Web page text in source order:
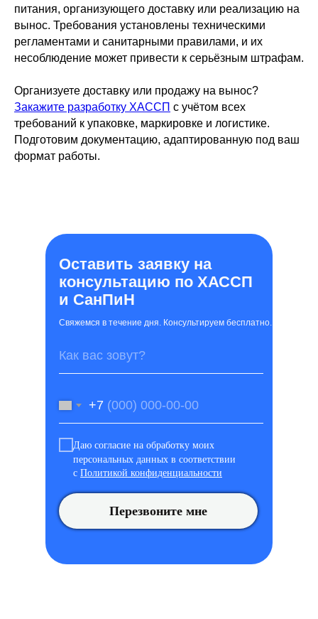
питания, организующего доставку или реализацию на
вынос. Требования установлены техническими
регламентами и санитарными правилами, и их
несоблюдение может привести к серьёзным штрафам.
Организуете доставку или продажу на вынос?
Закажите разработку ХАССП с учётом всех
требований к упаковке, маркировке и логистике.
Подготовим документацию, адаптированную под ваш
формат работы.
Оставить заявку на
консультацию по ХАССП
и СанПиН
Свяжемся в течение дня. Консультируем бесплатно.
+7
Даю согласие на обработку моих
персональных данных в соответствии
с Политикой конфиденциальности
Перезвоните мне